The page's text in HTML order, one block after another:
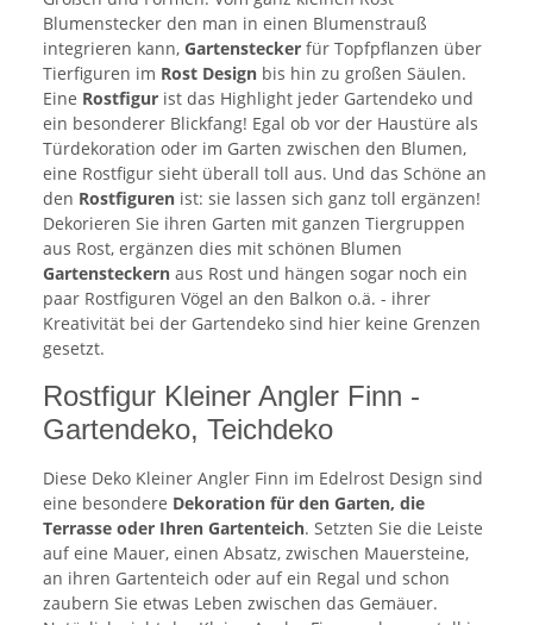
Blumenstecker den man in einen Blumenstrauß
integrieren kann, Gartenstecker für Topfpflanzen über
Tierfiguren im Rost Design bis hin zu großen Säulen.
Eine Rostfigur ist das Highlight jeder Gartendeko und
ein besonderer Blickfang! Egal ob vor der Haustüre als
Türdekoration oder im Garten zwischen den Blumen,
eine Rostfigur sieht überall toll aus. Und das Schöne an
den Rostfiguren ist: sie lassen sich ganz toll ergänzen!
Dekorieren Sie ihren Garten mit ganzen Tiergruppen
aus Rost, ergänzen dies mit schönen Blumen
Gartensteckern aus Rost und hängen sogar noch ein
paar Rostfiguren Vögel an den Balkon o.ä. - ihrer
Kreativität bei der Gartendeko sind hier keine Grenzen
gesetzt.
Rostfigur Kleiner Angler Finn -
Gartendeko, Teichdeko
Diese Deko Kleiner Angler Finn im Edelrost Design sind
eine besondere Dekoration für den Garten, die
Terrasse oder Ihren Gartenteich. Setzten Sie die Leiste
auf eine Mauer, einen Absatz, zwischen Mauersteine,
an ihren Gartenteich oder auf ein Regal und schon
zaubern Sie etwas Leben zwischen das Gemäuer.